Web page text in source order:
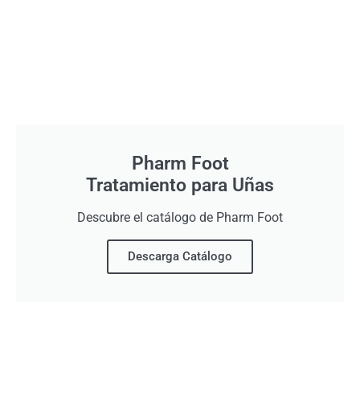
Pharm Foot
Tratamiento para Uñas
Descubre el catálogo de Pharm Foot
Descarga Catálogo